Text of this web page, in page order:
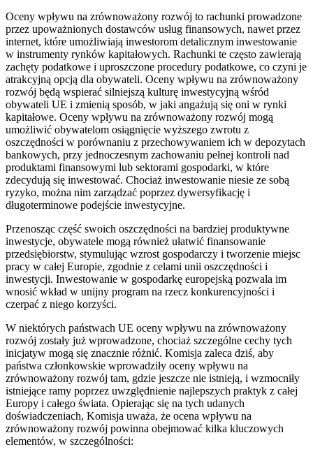
Oceny wpływu na zrównoważony rozwój to rachunki prowadzone
przez upoważnionych dostawców usług finansowych, nawet przez
internet, które umożliwiają inwestorom detalicznym inwestowanie
w instrumenty rynków kapitałowych. Rachunki te często zawierają
zachęty podatkowe i uproszczone procedury podatkowe, co czyni je
atrakcyjną opcją dla obywateli. Oceny wpływu na zrównoważony
rozwój będą wspierać silniejszą kulturę inwestycyjną wśród
obywateli UE i zmienią sposób, w jaki angażują się oni w rynki
kapitałowe. Oceny wpływu na zrównoważony rozwój mogą
umożliwić obywatelom osiągnięcie wyższego zwrotu z
oszczędności w porównaniu z przechowywaniem ich w depozytach
bankowych, przy jednoczesnym zachowaniu pełnej kontroli nad
produktami finansowymi lub sektorami gospodarki, w które
zdecydują się inwestować. Chociaż inwestowanie niesie ze sobą
ryzyko, można nim zarządzać poprzez dywersyfikację i
długoterminowe podejście inwestycyjne.
Przenosząc część swoich oszczędności na bardziej produktywne
inwestycje, obywatele mogą również ułatwić finansowanie
przedsiębiorstw, stymulując wzrost gospodarczy i tworzenie miejsc
pracy w całej Europie, zgodnie z celami unii oszczędności i
inwestycji. Inwestowanie w gospodarkę europejską pozwala im
wnosić wkład w unijny program na rzecz konkurencyjności i
czerpać z niego korzyści.
W niektórych państwach UE oceny wpływu na zrównoważony
rozwój zostały już wprowadzone, chociaż szczególne cechy tych
inicjatyw mogą się znacznie różnić. Komisja zaleca dziś, aby
państwa członkowskie wprowadziły oceny wpływu na
zrównoważony rozwój tam, gdzie jeszcze nie istnieją, i wzmocniły
istniejące ramy poprzez uwzględnienie najlepszych praktyk z całej
Europy i całego świata. Opierając się na tych udanych
doświadczeniach, Komisja uważa, że ocena wpływu na
zrównoważony rozwój powinna obejmować kilka kluczowych
elementów, w szczególności: